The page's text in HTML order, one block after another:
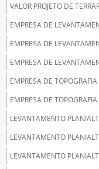
VALOR PROJETO DE
EMPRESA DE
EMPRESA DE
EMPRESA DE
EMPRESA DE TOPOGRAFIA
EMPRESA DE
LEVANTAMENTO
LEVANTAMENTO
LEVANTAMENTO